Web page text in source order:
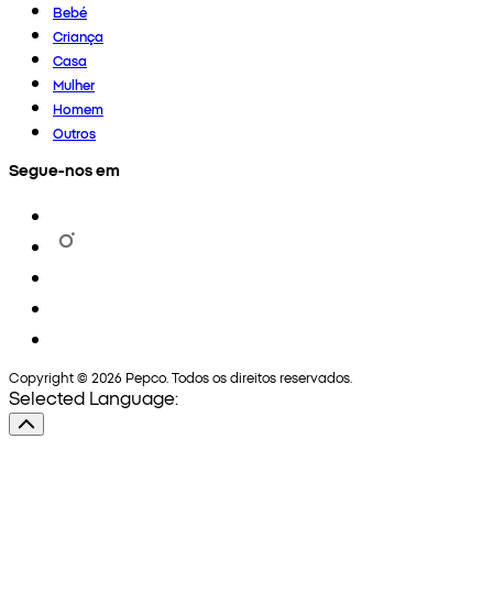
Bebé
Criança
Casa
Mulher
Homem
Outros
Segue-nos em
Copyright © 2026 Pepco. Todos os direitos reservados.
Selected Language: